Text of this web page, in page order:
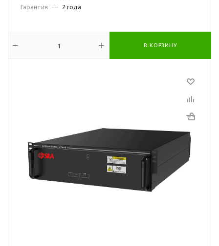
Гарантия
— 2 года
В КОРЗИНУ